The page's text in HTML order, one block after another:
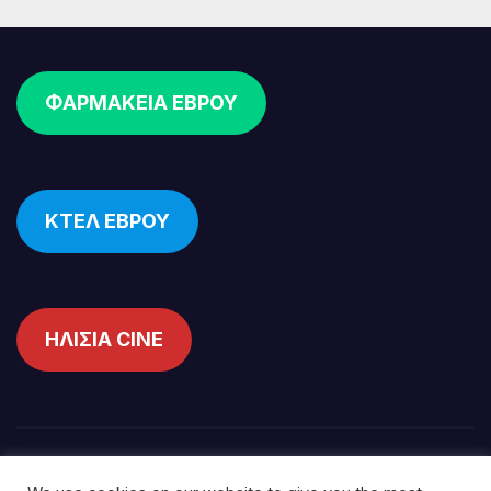
ΦΑΡΜΑΚΕΙΑ ΕΒΡΟΥ
ΚΤΕΛ ΕΒΡΟΥ
ΗΛΙΣΙΑ CINE